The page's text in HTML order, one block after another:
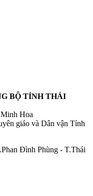
BỘ TỈNH THÁI
Hoa
giáo và Dân vận Tỉnh
Đình Phùng - T.Thái